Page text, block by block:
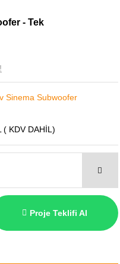
- Tek
Sinema Subwoofer
( KDV DAHİL)
Proje Teklifi Al